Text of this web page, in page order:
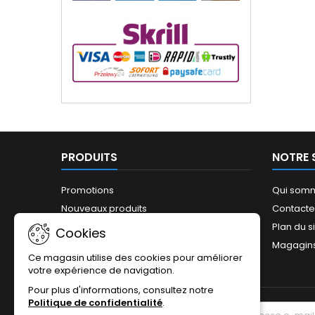
PRODUITS
Promotions
Nouveaux produits
Meilleures ventes
NOTRE
Qui
Plan du
Cookies
Ce magasin utilise des cookies pour améliorer
votre expérience de navigation.
Pour plus d'informations, consultez notre
Politique de confidentialité.